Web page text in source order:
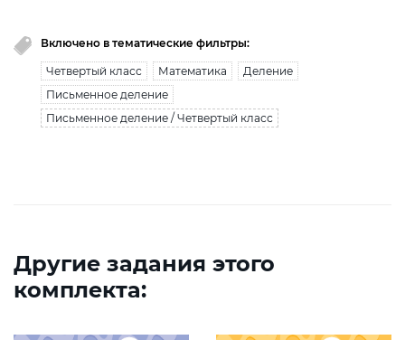
Включено в тематические фильтры:
Четвертый класс Математика
Деление
Письменное деление
Письменное деление / Четвертый класс
Другие задания этого
комплекта: